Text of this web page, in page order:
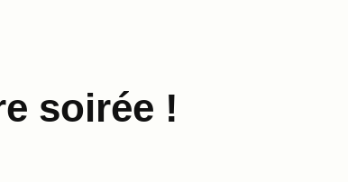
soirée !